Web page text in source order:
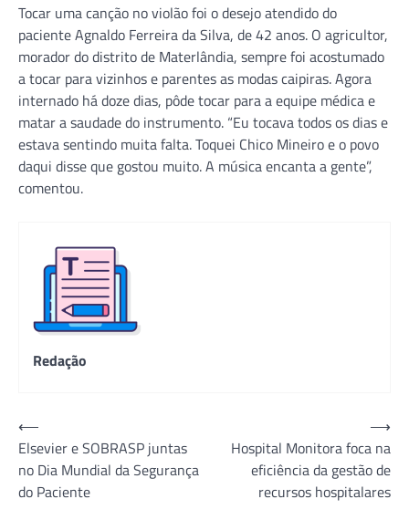
Tocar uma canção no violão foi o desejo atendido do
paciente Agnaldo Ferreira da Silva, de 42 anos. O agricultor,
morador do distrito de Materlândia, sempre foi acostumado
a tocar para vizinhos e parentes as modas caipiras. Agora
internado há doze dias, pôde tocar para a equipe médica e
matar a saudade do instrumento. “Eu tocava todos os dias e
estava sentindo muita falta. Toquei Chico Mineiro e o povo
daqui disse que gostou muito. A música encanta a gente”,
comentou.
Redação
Navegação
de
Post
⟵
Elsevier e SOBRASP juntas
no Dia Mundial da Segurança
do Paciente
Hospital Monitora foca na
eficiência da gestão de
recursos hospitalares
⟶